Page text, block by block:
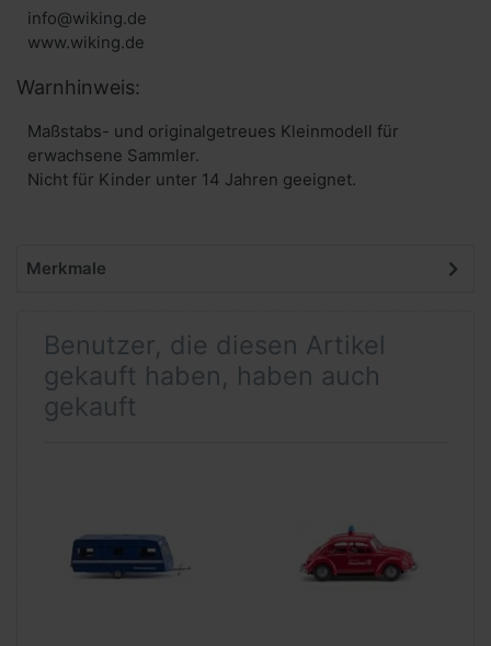
info@wiking.de
www.wiking.de
Warnhinweis:
Maßstabs- und originalgetreues Kleinmodell für
erwachsene Sammler.
Nicht für Kinder unter 14 Jahren geeignet.
Merkmale
Benutzer, die diesen Artikel
gekauft haben, haben auch
gekauft